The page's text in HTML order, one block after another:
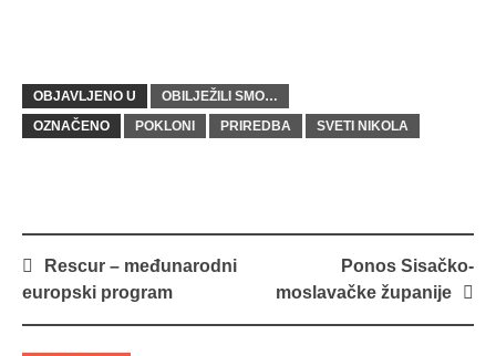
OBJAVLJENO U
OBILJEŽILI SMO…
OZNAČENO
POKLONI PRIREDBA SVETI NIKOLA
Navigacija
objava
Rescur – međunarodni
europski program
Ponos Sisačko-
moslavačke županije